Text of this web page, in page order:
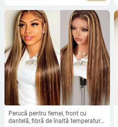
Perucă pentru femei, front cu
dantelă, fibră de înaltă temperatură,